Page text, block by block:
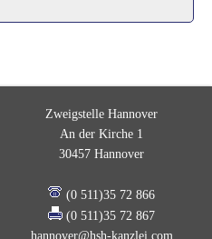
Zweigstelle Hannover
An der Kirche 1
30457 Hannover
(0 511)35 72 866
(0 511)35 72 867
hannover@hsh-kanzlei.com